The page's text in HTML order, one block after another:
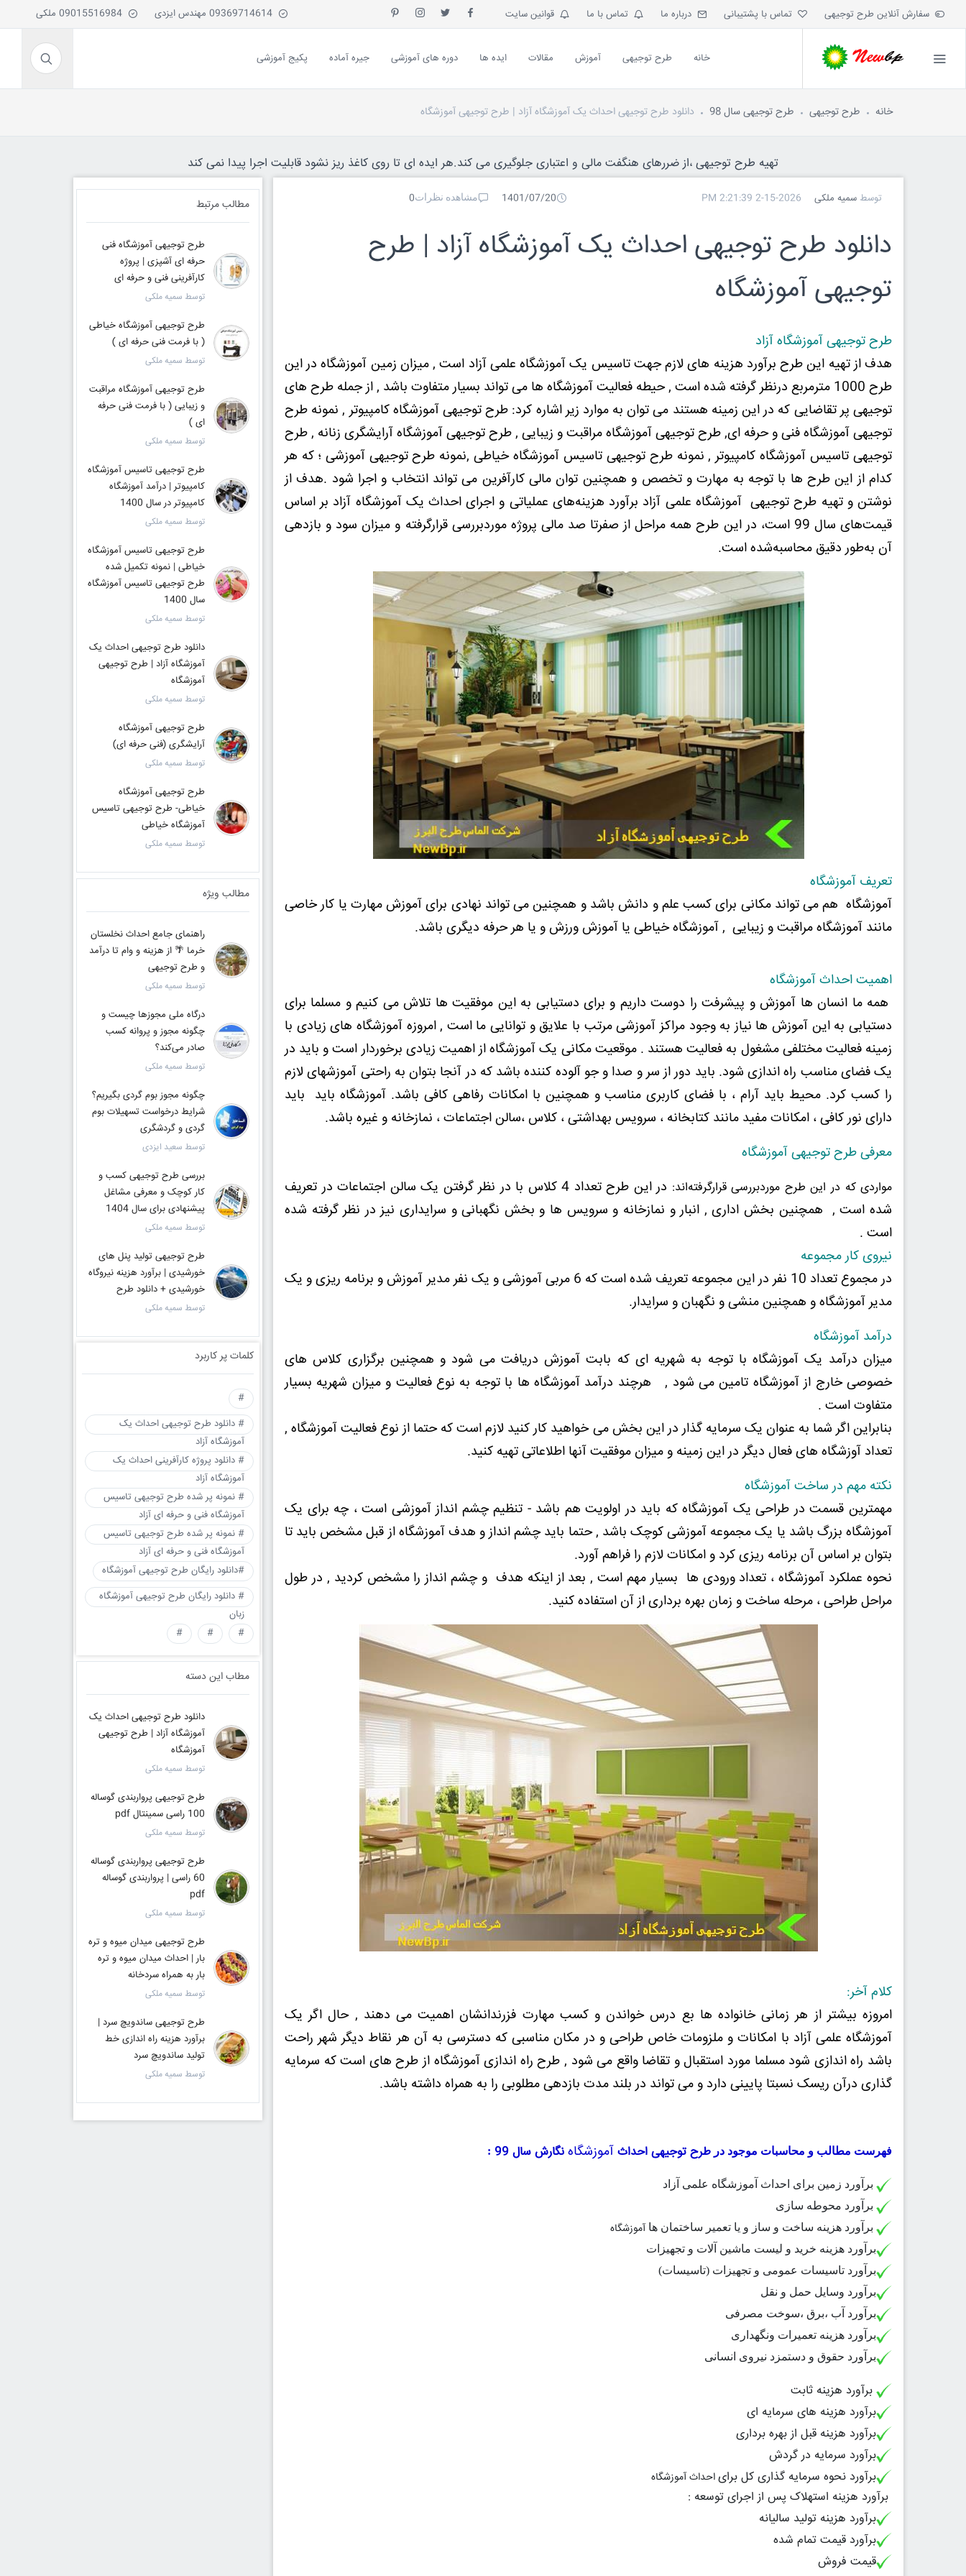
سفارش آنلاین طرح توجیهی تماس با پشتیبانی درباره ما تماس با ما قوانین سایت
خانه طرح توجیهی آموزش مقالات ایده ها دوره های آموزشی جیره آماده پکیج آموزشی
خانه طرح توجیهی طرح توجیهی سال 98 دانلود طرح توجیهی احداث یک آموزشگاه آزاد | طرح توجیهی آموزشگاه
تهیه طرح توجیهی ،از ضررهای هنگفت مالی و اعتباری جلوگیری می کند.هر ایده ای تا روی کاغذ ریز نشود قابلیت اجرا پیدا نمی کند
توسط سمیه ملکی 2-15-2026 2:21:39 PM
1401/07/20 مشاهده نظرات0
دانلود طرح توجیهی احداث یک آموزشگاه آزاد | طرح
توجیهی آموزشگاه
طرح توجیهی آموزشگاه آزاد
هدف از تهیه این طرح برآورد هزینه های لازم جهت تاسیس یک آموزشگاه علمی آزاد است , میزان زمین آموزشگاه در این
طرح 1000 مترمربع درنظر گرفته شده است , حیطه فعالیت آموزشگاه ها می تواند بسیار متفاوت باشد , از جمله طرح های
توجیهی پر تقاضایی که در این زمینه هستند می توان به موارد زیر اشاره کرد: طرح توجیهی آموزشگاه کامپیوتر , نمونه طرح
توجیهی آموزشگاه فنی و حرفه ای, طرح توجیهی آموزشگاه مراقبت و زیبایی , طرح توجیهی آموزشگاه آرایشگری زنانه , طرح
توجیهی تاسیس آموزشگاه کامپیوتر , نمونه طرح توجیهی تاسیس آموزشگاه خیاطی ,نمونه طرح توجیهی آموزشی ؛ که هر
کدام از این طرح ها با توجه به مهارت و تخصص و همچنین توان مالی کارآفرین می تواند انتخاب و اجرا شود .هدف از
نوشتن و تهیه طرح توجیهی آموزشگاه علمی آزاد برآورد هزینه‌های عملیاتی و اجرای احداث یک آموزشگاه آزاد بر اساس
قیمت‌های سال 99 است، در این طرح همه مراحل از صفرتا صد مالی پروژه موردبررسی قرارگرفته و میزان سود و بازدهی
آن به‌طور دقیق محاسبه‌شده است.
تعریف آموزشگاه
آموزشگاه هم می تواند مکانی برای کسب علم و دانش باشد و همچنین می تواند نهادی برای آموزش مهارت یا کار خاصی
مانند آموزشگاه مراقبت و زیبایی , آموزشگاه خیاطی یا آموزش ورزش و یا هر حرفه دیگری باشد.
اهمیت احداث آموزشگاه
همه ما انسان ها آموزش و پیشرفت را دوست داریم و برای دستیابی به این موفقیت ها تلاش می کنیم و مسلما برای
دستیابی به این آموزش ها نیاز به وجود مراکز آموزشی مرتب با علایق و توانایی ما است , امروزه آموزشگاه های زیادی با
زمینه فعالیت مختلفی مشغول به فعالیت هستند . موقعیت مکانی یک آموزشگاه از اهمیت زیادی برخوردار است و باید در
یک فضای مناسب راه اندازی شود. باید دور از سر و صدا و جو آلوده کننده باشد که در آنجا بتوان به راحتی آموزشهای لازم
را کسب کرد. محیط باید آرام ، با فضای کاربری مناسب و همچنین با امکانات رفاهی کافی باشد. آموزشگاه باید باید
دارای نور کافی ، امکانات مفید مانند کتابخانه ، سرویس بهداشتی ، کلاس ،سالن اجتماعات ، نمازخانه و غیره باشد.
معرفی طرح توجیهی آموزشگاه
مواردی که در این طرح موردبررسی قرارگرفته‌اند:
در این طرح تعداد 4 کلاس با در نظر گرفتن یک سالن اجتماعات در تعریف
شده است , همچنین بخش اداری , انبار و نمازخانه و سرویس ها و بخش نگهبانی و سرایداری نیز در نظر گرفته شده
است .
نیروی کار مجموعه
در مجموع تعداد 10 نفر در این مجموعه تعریف شده است که 6 مربی آموزشی و یک نفر مدیر آموزش و برنامه ریزی و یک
مدیر آموزشگاه و همچنین منشی و نگهبان و سرایدار.
درآمد آموزشگاه
میزان درآمد یک آموزشگاه با توجه به شهریه ای که بابت آموزش دریافت می شود و همچنین برگزاری کلاس های
خصوصی خارج از آموزشگاه تامین می شود , هرچند درآمد آموزشگاه ها با توجه به نوع فعالیت و میزان شهریه بسیار
متفاوت است .
بنابراین اگر شما به عنوان یک سرمایه گذار در این بخش می خواهید کار کنید لازم است که حتما از نوع فعالیت آموزشگاه ,
تعداد آوزشگاه های فعال دیگر در این زمینه و میزان موفقیت آنها اطلاعاتی تهیه کنید.
نکته مهم در ساخت آموزشگاه
مهمترین قسمت در طراحی یک آموزشگاه که باید در اولویت هم باشد - تنظیم چشم انداز آموزشی است ، چه برای یک
آموزشگاه بزرگ باشد یا یک مجموعه آموزشی کوچک باشد , حتما باید چشم انداز و هدف آموزشگاه از قبل مشخص باید تا
بتوان بر اساس آن برنامه ریزی کرد و امکانات لازم را فراهم آورد.
نحوه عملکرد آموزشگاه ، تعداد ورودی ها بسیار مهم است , بعد از اینکه هدف و چشم انداز را مشخص کردید , در طول
مراحل طراحی ، مرحله ساخت و زمان بهره برداری از آن استفاده کنید.
کلام آخر:
امروزه بیشتر از هر زمانی خانواده ها بع درس خواندن و کسب مهارت فزرندانشان اهمیت می دهند , حال اگر یک
آموزشگاه علمی آزاد با امکانات و ملزومات خاص طراحی و در مکان مناسبی که دسترسی به آن هر نقاط دیگر شهر راحت
باشد راه اندازی شود مسلما مورد استقبال و تقاضا واقع می شود , طرح راه اندازی آموزشگاه از طرح های است که سرمایه
گذاری درآن ریسک نسبتا پایینی دارد و می تواند در بلند مدت بازدهی مطلوبی را به همراه داشته باشد.
فهرست مطالب و محاسبات موجود در طرح توجیهی احداث آموزشگاه نگارش سال 99 :
برآورد زمین برای احداث آموزشگاه علمی آزاد
برآورد محوطه سازی
برآورد هزینه ساخت و ساز و یا تعمیر ساختمان ها آموزشگاه
برآورد هزینه خرید و لیست ماشین آلات و تجهیزات
برآورد تاسیسات عمومی و تجهیزات (تاسیسات)
برآورد وسایل حمل و نقل
برآورد آب ،برق ،سوخت مصرفی
برآورد هزینه تعمیرات ونگهداری
برآورد حقوق و دستمزد نیروی انسانی
برآورد هزینه ثابت
برآورد هزینه های سرمایه ای
برآورد هزینه قبل از بهره برداری
برآورد سرمایه در گردش
برآورد نحوه سرمایه گذاری کل برایاحداث آموزشگاه
برآورد هزینه استهلاک پس از اجرای توسعه :
برآورد هزینه تولید سالیانه
برآورد قیمت تمام شده
قیمت فروش
مطالب مرتبط
طرح توجیهی آموزشگاه فنی
حرفه ای آشپزی | پروژه
کارآفرینی فنی و حرفه ای
توسط سمیه ملکی
طرح توجیهی آموزشگاه خیاطی
( با فرمت فنی حرفه ای )
توسط سمیه ملکی
طرح توجیهی آموزشگاه مراقبت
و زیبایی ( با فرمت فنی حرفه
ای )
توسط سمیه ملکی
طرح توجیهی تاسیس آموزشگاه
کامپیوتر | درآمد آموزشگاه
کامپیوتر در سال 1400
توسط سمیه ملکی
طرح توجیهی تاسیس آموزشگاه
خیاطی | نمونه تکمیل شده
طرح توجیهی تاسیس آموزشگاه
سال 1400
توسط سمیه ملکی
دانلود طرح توجیهی احداث یک
آموزشگاه آزاد | طرح توجیهی
آموزشگاه
توسط سمیه ملکی
طرح توجیهی آموزشگاه
آرایشگری (فنی حرفه ای)
توسط سمیه ملکی
طرح توجیهی آموزشگاه
خیاطی- طرح توجیهی تاسیس
آموزشگاه خیاطی
توسط سمیه ملکی
مطالب ویژه
راهنمای جامع احداث نخلستان
خرما 🌴 از هزینه و وام تا درآمد
و طرح توجیهی
توسط سمیه ملکی
درگاه ملی مجوزها چیست و
چگونه مجوز و پروانه کسب
صادر می‌کند؟
توسط سمیه ملکی
چگونه مجوز بوم گردی بگیریم؟
شرایط درخواست تسهیلات بوم
گردی و گردشگری
توسط سعید ایزدی
بررسی طرح توجیهی کسب و
کار کوچک و معرفی مشاغل
پیشنهادی برای سال 1404
توسط سمیه ملکی
طرح توجیهی تولید پنل های
خورشیدی | برآورد هزینه نیروگاه
خورشیدی + دانلود طرح
توسط سمیه ملکی
کلمات پر کاربرد
#
# دانلود طرح توجیهی احداث یک
آموزشگاه آزاد
# دانلود پروژه کارآفرینی احداث یک
آموزشگاه آزاد
# نمونه پر شده طرح توجیهی تاسیس
آموزشگاه فنی و حرفه ای آزاد
# نمونه پر شده طرح توجیهی تاسیس
آموزشگاه فنی و حرفه ای آزاد
#دانلود رایگان طرح توجیهی آموزشگاه
# دانلود رایگان طرح توجیهی آموزشگاه
زبان
#
#
#
مطاب این دسته
دانلود طرح توجیهی احداث یک
آموزشگاه آزاد | طرح توجیهی
آموزشگاه
توسط سمیه ملکی
طرح توجیهی پرواربندی گوساله
100 راسی سمینتال pdf
توسط سمیه ملکی
طرح توجیهی پرواربندی گوساله
60 راسی | پرواربندی گوساله
pdf
توسط سمیه ملکی
طرح توجیهی میدان میوه و تره
بار | احداث میدان میوه و تره
بار به همراه سردخانه
توسط سمیه ملکی
طرح توجیهی ساندویچ سرد |
برآورد هزینه راه اندازی خط
تولید ساندویچ سرد
توسط سمیه ملکی